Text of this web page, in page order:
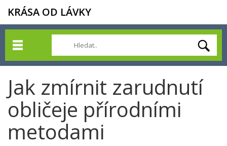
KRÁSA OD LÁVKY
Jak zmírnit zarudnutí
obličeje přírodními
metodami